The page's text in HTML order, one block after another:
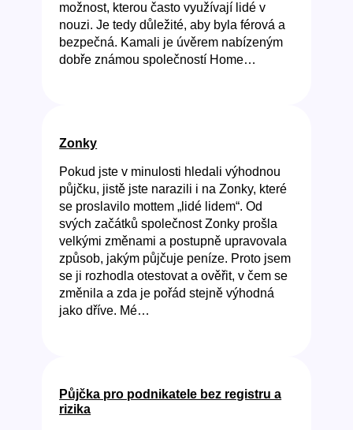
možnost, kterou často využívají lidé v
nouzi. Je tedy důležité, aby byla férová a
bezpečná. Kamali je úvěrem nabízeným
dobře známou společností Home…
Zonky
Pokud jste v minulosti hledali výhodnou
půjčku, jistě jste narazili i na Zonky, které
se proslavilo mottem „lidé lidem“. Od
svých začátků společnost Zonky prošla
velkými změnami a postupně upravovala
způsob, jakým půjčuje peníze. Proto jsem
se ji rozhodla otestovat a ověřit, v čem se
změnila a zda je pořád stejně výhodná
jako dříve. Mé…
Půjčka pro podnikatele bez registru a
rizika